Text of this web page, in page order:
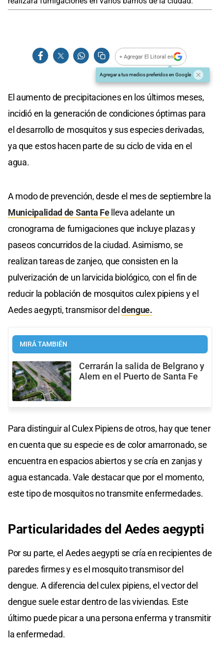
+ Agregar El Litoral en
Agregar a tus medios preferidos en Google
El aumento de precipitaciones en los últimos meses,
incidió en la generación de condiciones óptimas para
el desarrollo de mosquitos y sus especies derivadas,
ya que estos hacen parte de su ciclo de vida en el
agua.
A modo de prevención, desde el mes de septiembre la
Municipalidad de Santa Felleva adelante un
cronograma de fumigaciones que incluye plazas y
paseos concurridos de la ciudad. Asimismo, se
realizan tareas de zanjeo, que consisten en la
pulverización de un larvicida biológico, con el fin de
reducir la población de mosquitos culex pipiens y el
Aedes aegypti, transmisor del dengue.
MIRÁ TAMBIÉN
Cerrarán la salida de Belgrano y
Alem en el Puerto de Santa Fe
Para distinguir al Culex Pipiens de otros, hay que tener
en cuenta que su especie es de color amarronado, se
encuentra en espacios abiertos y se cría en zanjas y
agua estancada. Vale destacar que por el momento,
este tipo de mosquitos no transmite enfermedades.
Particularidades del Aedes aegypti
Por su parte, el Aedes aegypti se cría en recipientes de
paredes firmes y es el mosquito transmisor del
dengue. A diferencia del culex pipiens, el vector del
dengue suele estar dentro de las viviendas. Este
último puede picar a una persona enferma y transmitir
la enfermedad.